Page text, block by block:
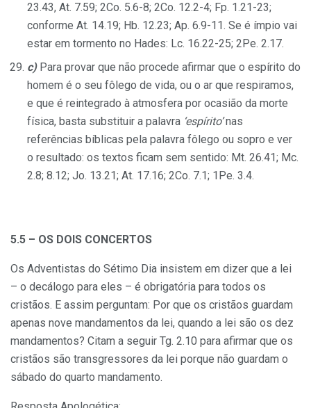
23.43, At. 7.59; 2Co. 5.6-8; 2Co. 12.2-4; Fp. 1.21-23;
conforme At. 14.19; Hb. 12.23; Ap. 6.9-11. Se é ímpio vai
estar em tormento no Hades: Lc. 16.22-25; 2Pe. 2.17.
c)Para provar que não procede afirmar que o espírito do
homem é o seu fôlego de vida, ou o ar que respiramos,
e que é reintegrado à atmosfera por ocasião da morte
física, basta substituir a palavra ‘espírito’nas
referências bíblicas pela palavra fôlego ou sopro e ver
o resultado: os textos ficam sem sentido: Mt. 26.41; Mc.
2.8; 8.12; Jo. 13.21; At. 17.16; 2Co. 7.1; 1Pe. 3.4.
5.5 – OS DOIS CONCERTOS
Os Adventistas do Sétimo Dia insistem em dizer que a lei
– o decálogo para eles – é obrigatória para todos os
cristãos. E assim perguntam: Por que os cristãos guardam
apenas nove mandamentos da lei, quando a lei são os dez
mandamentos? Citam a seguir Tg. 2.10 para afirmar que os
cristãos são transgressores da lei porque não guardam o
sábado do quarto mandamento.